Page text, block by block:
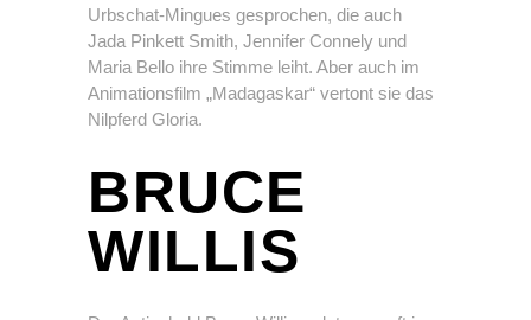
Urbschat-Mingues gesprochen, die auch
Jada Pinkett Smith, Jennifer Connely und
Maria Bello ihre Stimme leiht. Aber auch im
Animationsfilm „Madagaskar“ vertont sie das
Nilpferd Gloria.
BRUCE
WILLIS